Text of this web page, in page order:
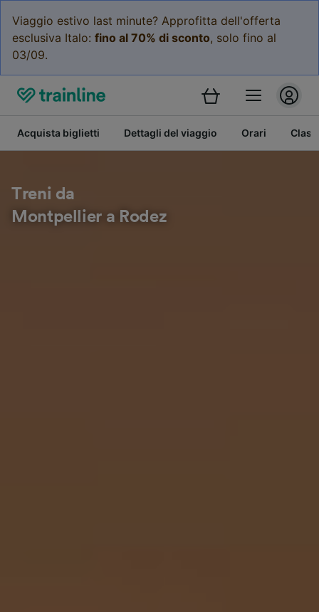
Viaggio estivo last minute? Approfitta dell'offerta
esclusiva Italo: fino al 70% di sconto, solo fino al
03/09.
Acquista biglietti Dettagli del viaggio Orari
Treni da
Montpellier a Rodez